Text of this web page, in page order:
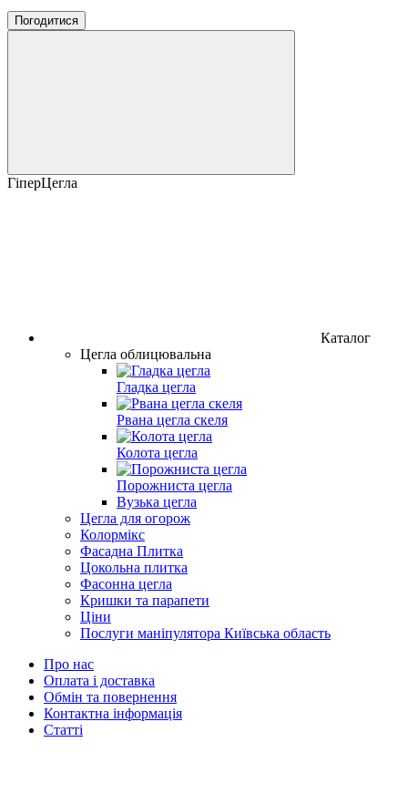
Погодитися
ГіперЦегла
Каталог
Цегла облицювальна
Гладка цегла
Рвана цегла скеля
Колота цегла
Порожниста цегла
Вузька цегла
Цегла для огорож
Колормікс
Фасадна Плитка
Цокольна плитка
Фасонна цегла
Кришки та парапети
Ціни
Послуги маніпулятора Київська область
Про нас
Оплата і доставка
Обмін та повернення
Контактна інформація
Статті